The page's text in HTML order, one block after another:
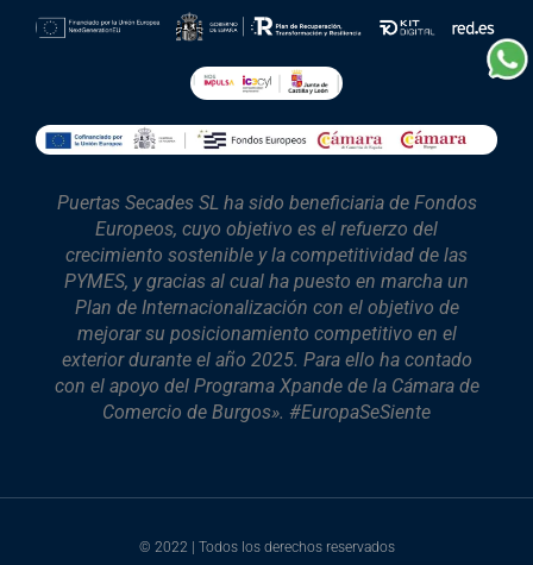
Puertas Secades SL ha sido beneficiaria de Fondos
Europeos, cuyo objetivo es el refuerzo del
crecimiento sostenible y la competitividad de las
PYMES, y gracias al cual ha puesto en marcha un
Plan de Internacionalización con el objetivo de
mejorar su posicionamiento competitivo en el
exterior durante el año 2025. Para ello ha contado
con el apoyo del Programa Xpande de la Cámara de
Comercio de Burgos». #EuropaSeSiente
© 2022 | Todos los derechos reservados